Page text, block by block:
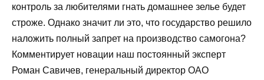
контроль за любителями гнать домашнее зелье будет
строже. Однако значит ли это, что государство решило
наложить полный запрет на производство самогона?
Комментирует новации наш постоянный эксперт
Роман Савичев, генеральный директор ОАО